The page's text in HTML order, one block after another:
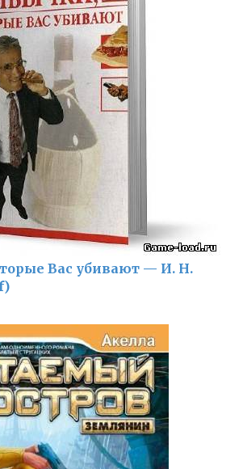
Вас убивают — И. Н.